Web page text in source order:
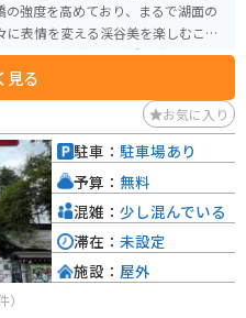
強度を高めており、まるで湖面の
表情を変える渓谷美を楽しむこと
」として選定され、橋を渡った対岸
オスとメスのクマタカの像が設置
見る
お気に入り
）
駐車： 駐車場あり
予算： 無料
混雑： 少し混んでいる
滞在： 未設定
施設： 屋外